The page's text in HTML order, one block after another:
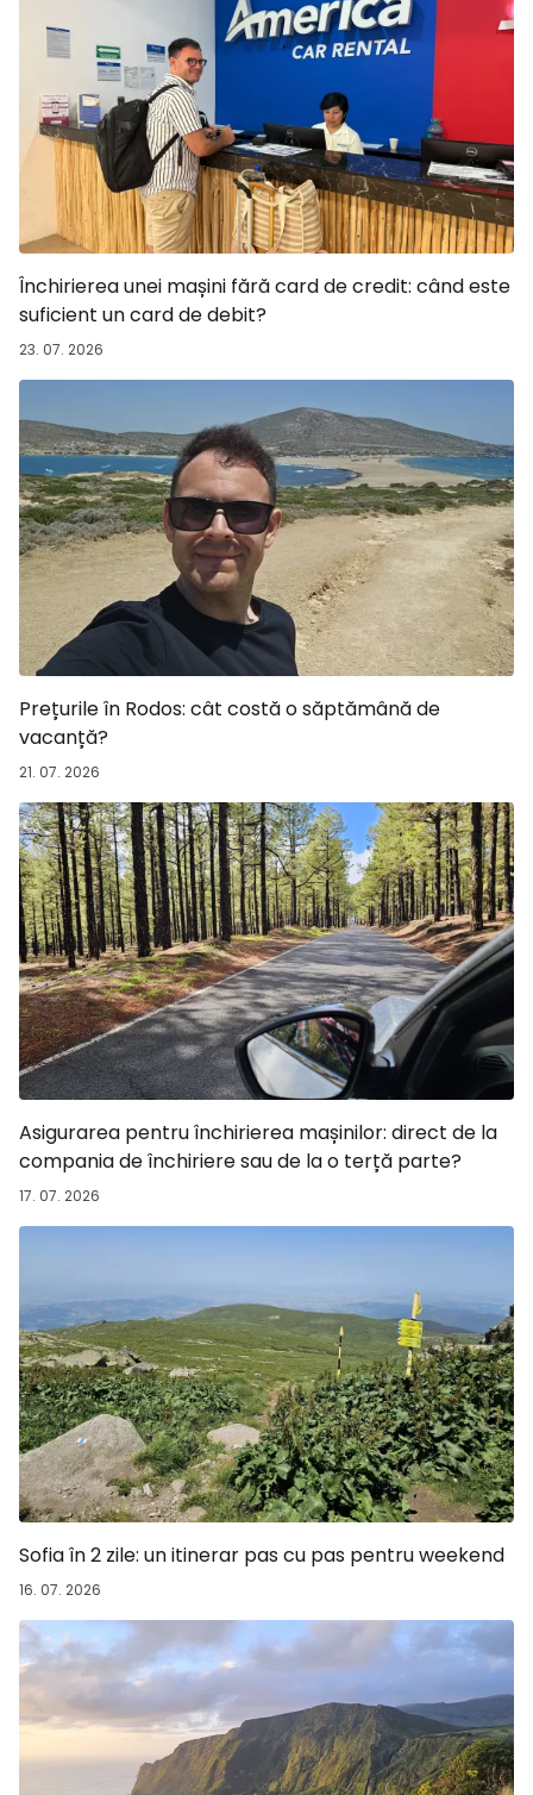
Închirierea unei mașini fără card de credit: când este
suficient un card de debit?
23. 07. 2026
Prețurile în Rodos: cât costă o săptămână de
vacanță?
21. 07. 2026
Asigurarea pentru închirierea mașinilor: direct de la
compania de închiriere sau de la o terță parte?
17. 07. 2026
Sofia în 2 zile: un itinerar pas cu pas pentru weekend
16. 07. 2026